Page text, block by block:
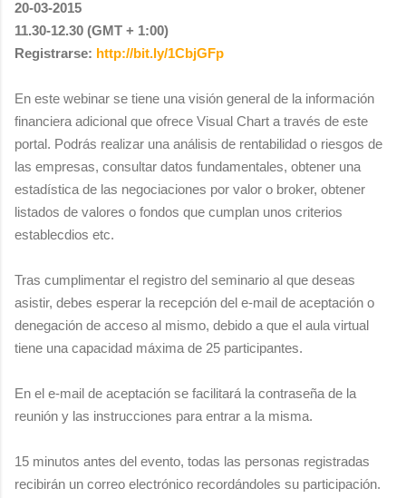
20-03-2015
11.30-12.30 (GMT + 1:00)
Registrarse: http://bit.ly/1CbjGFp
En este webinar se tiene una visión general de la información
financiera adicional que ofrece Visual Chart a través de este
portal. Podrás realizar una análisis de rentabilidad o riesgos de
las empresas, consultar datos fundamentales, obtener una
estadística de las negociaciones por valor o broker, obtener
listados de valores o fondos que cumplan unos criterios
establecdios etc.
Tras cumplimentar el registro del seminario al que deseas
asistir, debes esperar la recepción del e-mail de aceptación o
denegación de acceso al mismo, debido a que el aula virtual
tiene una capacidad máxima de 25 participantes.
En el e-mail de aceptación se facilitará la contraseña de la
reunión y las instrucciones para entrar a la misma.
15 minutos antes del evento, todas las personas registradas
recibirán un correo electrónico recordándoles su participación.